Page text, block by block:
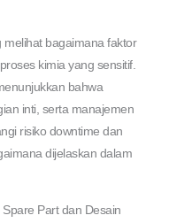
bagaimana faktor
kimia yang sensitif.
bahwa
inti, serta manajemen
risiko downtime dan
dijelaskan dalam
Part dan Desain